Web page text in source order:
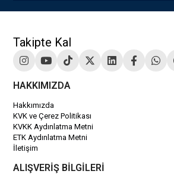
Takipte Kal
HAKKIMIZDA
Hakkımızda
KVK ve Çerez Politikası
KVKK Aydınlatma Metni
ETK Aydınlatma Metni
İletişim
ALIŞVERİŞ BİLGİLERİ